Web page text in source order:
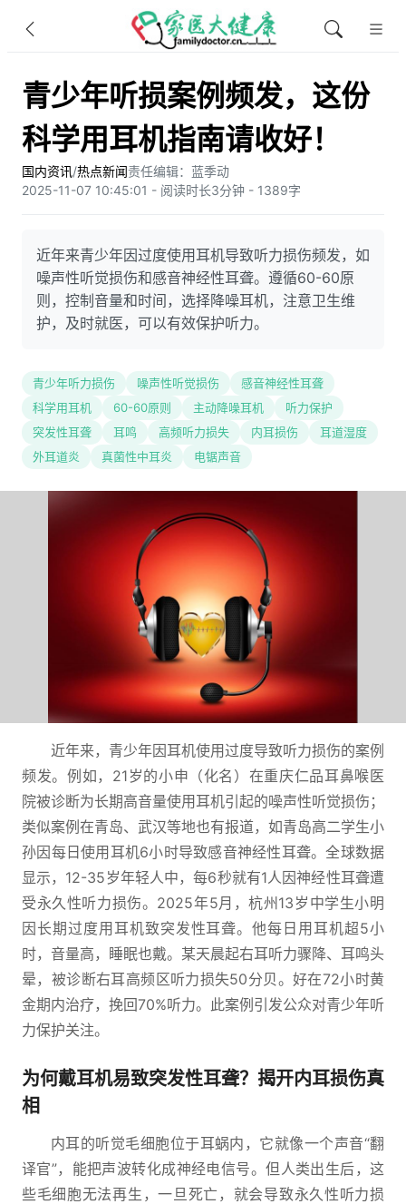
青少年听损案例频发，这份
科学用耳机指南请收好！
国内资讯/热点新闻责任编辑：蓝季动
2025-11-07 10:45:01 - 阅读时长3分钟 - 1389字
近年来青少年因过度使用耳机导致听力损伤频发，如
噪声性听觉损伤和感音神经性耳聋。遵循60-60原
则，控制音量和时间，选择降噪耳机，注意卫生维
护，及时就医，可以有效保护听力。
青少年听力损伤 噪声性听觉损伤
感音神经性耳聋
科学用耳机
60-60原则 主动降噪耳机
听力保护
突发性耳聋
耳鸣 高频听力损失 内耳损伤
耳道湿度
外耳道炎
真菌性中耳炎 电锯声音
近年来，青少年因耳机使用过度导致听力损伤的案例
频发。例如，21岁的小申（化名）在重庆仁品耳鼻喉医
院被诊断为长期高音量使用耳机引起的噪声性听觉损伤；
类似案例在青岛、武汉等地也有报道，如青岛高二学生小
孙因每日使用耳机6小时导致感音神经性耳聋。全球数据
显示，12-35岁年轻人中，每6秒就有1人因神经性耳聋遭
受永久性听力损伤。2025年5月，杭州13岁中学生小明
因长期过度用耳机致突发性耳聋。他每日用耳机超5小
时，音量高，睡眠也戴。某天晨起右耳听力骤降、耳鸣头
晕，被诊断右耳高频区听力损失50分贝。好在72小时黄
金期内治疗，挽回70%听力。此案例引发公众对青少年听
力保护关注。
为何戴耳机易致突发性耳聋？揭开内耳损伤真
相
内耳的听觉毛细胞位于耳蜗内，它就像一个声音“翻
译官”，能把声波转化成神经电信号。但人类出生后，这
些毛细胞无法再生，一旦死亡，就会导致永久性听力损